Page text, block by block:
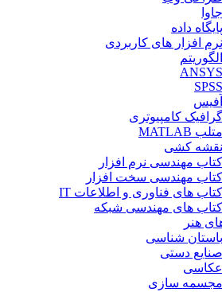
جاوا
پایگاه داده
نرم افزار های کاربردی
الگوریتم
ANSYS
SPSS
آفیس
گرافیک کامپیوتری
متلب MATLAB
نقشه کشی
کتاب مهندسی نرم افزار
کتاب مهندسی سخت افزار
کتاب های فناوری و اطلاعات IT
کتاب های مهندسی شبکه
هنر
باستان شناسی
صنایع دستی
عکاسی
مجسمه سازی